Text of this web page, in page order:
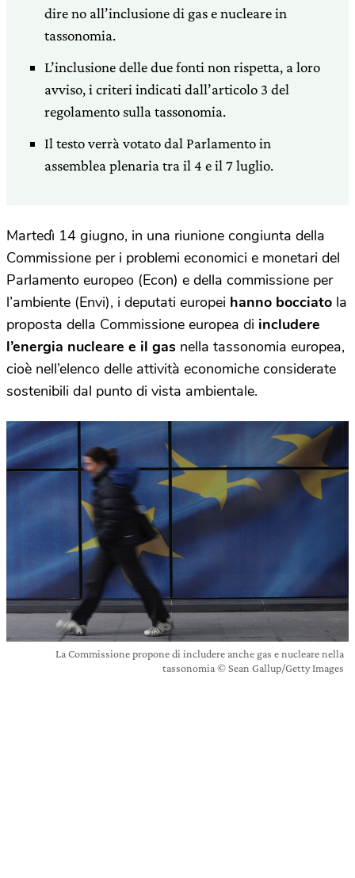
dire no all’inclusione di gas e nucleare in
tassonomia.
L’inclusione delle due fonti non rispetta, a loro
avviso, i criteri indicati dall’articolo 3 del
regolamento sulla tassonomia.
Il testo verrà votato dal Parlamento in
assemblea plenaria tra il 4 e il 7 luglio.
Martedì 14 giugno, in una riunione congiunta della
Commissione per i problemi economici e monetari del
Parlamento europeo (Econ) e della commissione per
l’ambiente (Envi), i deputati europei hanno bocciato la
proposta della Commissione europea di includere
l’energia nucleare e il gas nella tassonomia europea,
cioè nell’elenco delle attività economiche considerate
sostenibili dal punto di vista ambientale.
La Commissione propone di includere anche gas e nucleare nella
tassonomia © Sean Gallup/Getty Images